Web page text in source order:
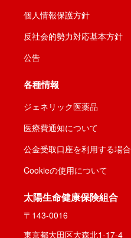
個人情報保護方針
反社会的勢力対応基本方針
公告
各種情報
ジェネリック医薬品
医療費通知について
公金受取口座を利用する場合
Cookieの使用について
太陽生命健康保険組合
〒143-0016
東京都大田区大森北1-17-4